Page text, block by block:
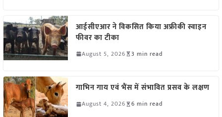
आईसीएआर ने विकसित किया अफ्रीकी स्वाइन
फीवर का टीका
August 5, 2026 3 min read
गाभिन गाय एवं भैंस में संभावित प्रसव के लक्षण
August 4, 2026 6 min read